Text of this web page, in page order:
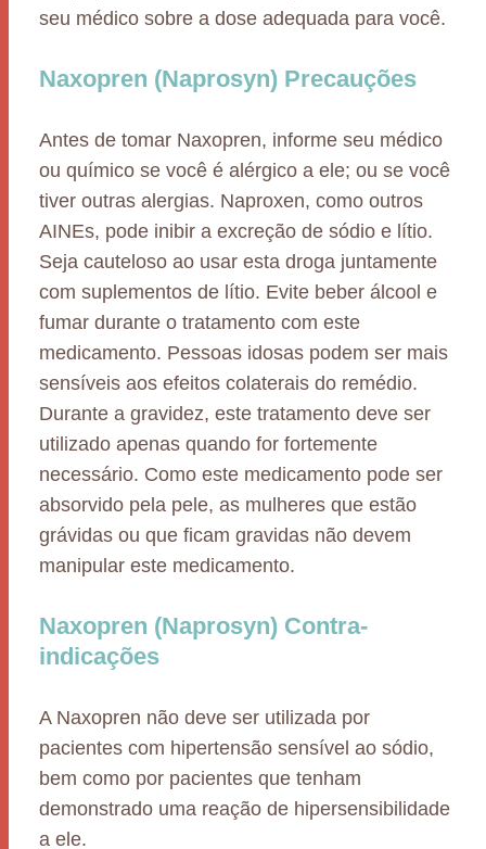
seu médico sobre a dose adequada para você.
Naxopren (Naprosyn) Precauções
Antes de tomar Naxopren, informe seu médico
ou químico se você é alérgico a ele; ou se você
tiver outras alergias. Naproxen, como outros
AINEs, pode inibir a excreção de sódio e lítio.
Seja cauteloso ao usar esta droga juntamente
com suplementos de lítio. Evite beber álcool e
fumar durante o tratamento com este
medicamento. Pessoas idosas podem ser mais
sensíveis aos efeitos colaterais do remédio.
Durante a gravidez, este tratamento deve ser
utilizado apenas quando for fortemente
necessário. Como este medicamento pode ser
absorvido pela pele, as mulheres que estão
grávidas ou que ficam gravidas não devem
manipular este medicamento.
Naxopren (Naprosyn) Contra-
indicações
A Naxopren não deve ser utilizada por
pacientes com hipertensão sensível ao sódio,
bem como por pacientes que tenham
demonstrado uma reação de hipersensibilidade
a ele.